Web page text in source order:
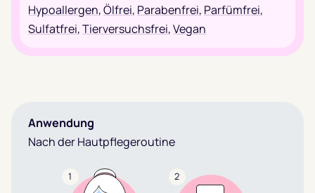
Hypoallergen,Ölfrei, Parabenfrei, Parfümfrei,
Sulfatfrei,Tierversuchsfrei,Vegan
Anwendung
Nach der Hautpflegeroutine
1 2